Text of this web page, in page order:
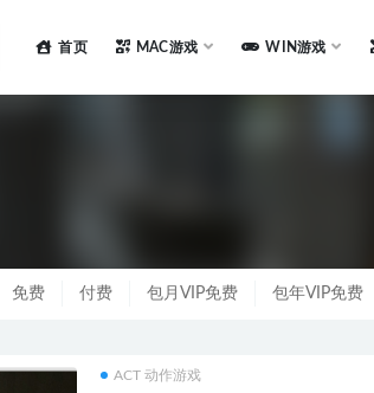
首页 MAC游戏 WIN游戏
免费 付费 包月VIP免费 包年VIP免费
ACT 动作游戏